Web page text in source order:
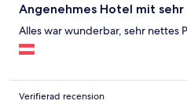
The cleaners appeared every day
rooms, balconies, stairways and
Overall, the Rocamar is good
and I enjoyed our stay there.
Angenehmes Hotel mit
Alles war wunderbar, sehr nettes
Verifierad recension